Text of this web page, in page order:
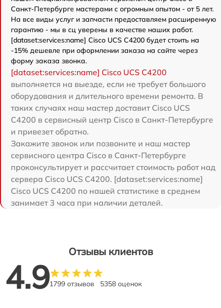
Санкт-Петербурге мастерами с огромным опытом - от 5 лет.
На все виды услуг и запчасти предоставляем расширенную
гарантию - мы в сц уверены в качестве наших работ.
[dataset:services:name] Cisco UCS C4200 будет стоить на
-15% дешевле при оформлении заказа на сайте через
форму заказа звонка.
[dataset:services:name] Cisco UCS C4200
выполняется на выезде, если не требует большого
оборудования и длительного времени ремонта. В
таких случаях наш мастер доставит Cisco UCS
C4200 в сервисный центр Cisco в Санкт-Петербурге
и привезет обратно.
Закажите звонок или позвоните и наш мастер
сервисного центра Cisco в Санкт-Петербурге
проконсультирует и рассчитает стоимость работ над
сервера Cisco UCS C4200. [dataset:services:name]
Cisco UCS C4200 по нашей статистике в среднем
занимает 3 часа при наличии деталей.
Отзывы клиентов
4.91799 отзывов 5358 оценок